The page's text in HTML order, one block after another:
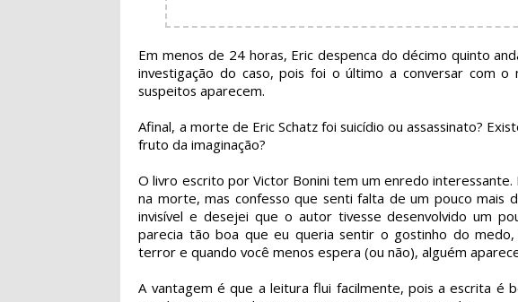
Em menos de 24 horas, Eric despenca do décimo quinto
investigação do caso, pois foi o último a conversar com o
suspeitos aparecem.
Afinal, a morte de Eric Schatz foi suicídio ou assassinato?
fruto da imaginação?
O livro escrito por Victor Bonini tem um enredo
na morte, mas confesso que senti falta de um pouco mais
invisível e desejei que o autor tivesse desenvolvido um
parecia tão boa que eu queria sentir o gostinho do
terror e quando você menos espera (ou não), alguém
A vantagem é que a leitura flui facilmente, pois a escrita é